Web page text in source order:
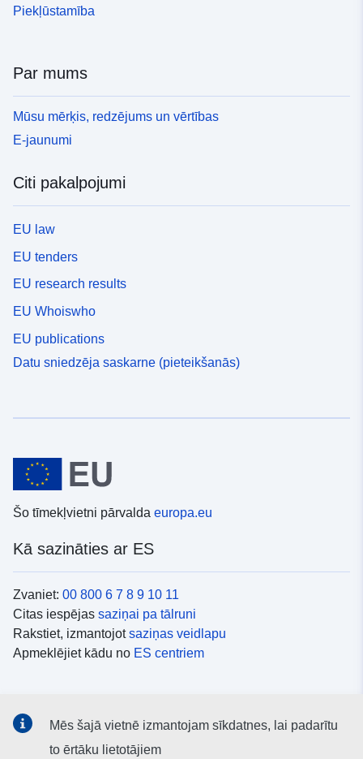
Piekļūstamība
Par mums
Mūsu mērķis, redzējums un vērtības
E-jaunumi
Citi pakalpojumi
EU law
EU tenders
EU research results
EU Whoiswho
EU publications
Datu sniedzēja saskarne (pieteikšanās)
Šo tīmekļvietni pārvalda europa.eu
Kā sazināties ar ES
Zvaniet: 00 800 6 7 8 9 10 11
Citas iespējas saziņai pa tālruni
Rakstiet, izmantojotsaziņas veidlapu
Apmeklējiet kādu no ES centriem
ES kontisociālajos medijos
Mēs šajā vietnē izmantojam sīkdatnes, lai padarītu
to ērtāku lietotājiem